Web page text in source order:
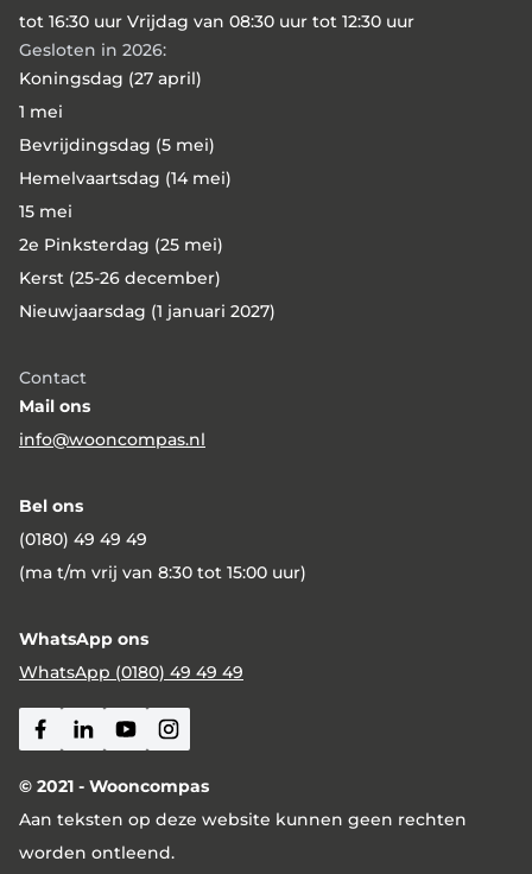
tot 16:30 uur Vrijdag van 08:30 uur tot 12:30 uur
Gesloten in 2026:
Koningsdag (27 april)
1 mei
Bevrijdingsdag (5 mei)
Hemelvaartsdag (14 mei)
15 mei
2e Pinksterdag (25 mei)
Kerst (25-26 december)
Nieuwjaarsdag (1 januari 2027)
Contact
Mail ons
info@wooncompas.nl
Bel ons
(0180) 49 49 49
(ma t/m vrij van 8:30 tot 15:00 uur)
WhatsApp ons
WhatsApp (0180) 49 49 49
Facebook
Linkedin
YoutubeInstagram
© 2021 - Wooncompas
Aan teksten op deze website kunnen geen rechten
worden ontleend.